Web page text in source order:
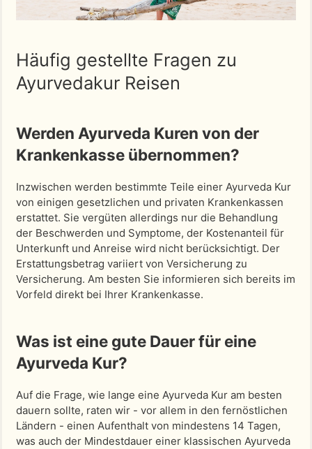
Häufig gestellte Fragen zu
Ayurvedakur Reisen
Werden Ayurveda Kuren von der
Krankenkasse übernommen?
Inzwischen werden bestimmte Teile einer Ayurveda Kur
von einigen gesetzlichen und privaten Krankenkassen
erstattet. Sie vergüten allerdings nur die Behandlung
der Beschwerden und Symptome, der Kostenanteil für
Unterkunft und Anreise wird nicht berücksichtigt. Der
Erstattungsbetrag variiert von Versicherung zu
Versicherung. Am besten Sie informieren sich bereits im
Vorfeld direkt bei Ihrer Krankenkasse.
Was ist eine gute Dauer für eine
Ayurveda Kur?
Auf die Frage, wie lange eine Ayurveda Kur am besten
dauern sollte, raten wir - vor allem in den fernöstlichen
Ländern - einen Aufenthalt von mindestens 14 Tagen,
was auch der Mindestdauer einer klassischen Ayurveda